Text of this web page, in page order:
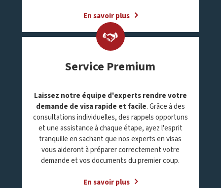
En savoir plus
Service Premium
Laissez notre équipe d'experts rendre votre
demande de visa rapide et facile. Grâce à des
consultations individuelles, des rappels opportuns
et une assistance à chaque étape, ayez l'esprit
tranquille en sachant que nos experts en visas
vous aideront à préparer correctement votre
demande et vos documents du premier coup.
En savoir plus